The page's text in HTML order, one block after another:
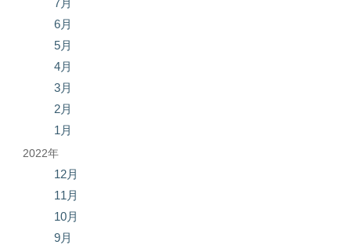
7月
6月
5月
4月
3月
2月
1月
2022年
12月
11月
10月
9月